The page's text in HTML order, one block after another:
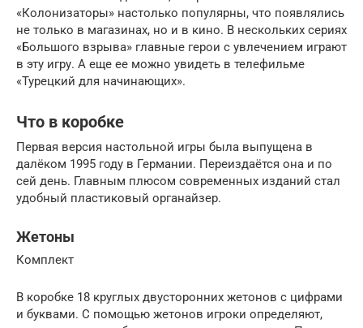
«Колонизаторы» настолько популярны, что появлялись
не только в магазинах, но и в кино. В нескольких сериях
«Большого взрыва» главные герои с увлечением играют
в эту игру. А еще ее можно увидеть в телефильме
«Турецкий для начинающих».
Что в коробке
Первая версия настольной игры была выпущена в
далёком 1995 году в Германии. Переиздаётся она и по
сей день. Главным плюсом современных изданий стал
удобный пластиковый органайзер.
Жетоны
Комплект
В коробке 18 круглых двусторонних жетонов с цифрами
и буквами. С помощью жетонов игроки определяют,